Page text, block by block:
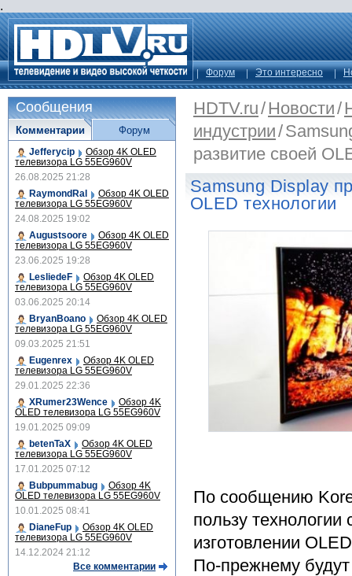
.
Форум Это интересно
HDTV.ru/Новости/
индустрии/
развитие своей
Samsung Display
OLED технологии
По сообщению
пользу
изготовлении
По-прежнему
Сообщения
Комментарии
Jefferycip Обзор 4K OLED
телевизора LG 55EG960V
26.08.2025 21:28
RaymondRal
Обзор 4K OLED
телевизора LG 55EG960V
24.08.2025 19:02
Augustsoore
Обзор 4K OLED
телевизора LG 55EG960V
23.06.2025 19:28
LesliedeF
Обзор 4K OLED
телевизора LG 55EG960V
03.06.2025 20:14
BryanBoano
Обзор 4K OLED
телевизора LG 55EG960V
09.03.2025 21:51
Eugenrex
Обзор 4K OLED
телевизора LG 55EG960V
29.01.2025 22:36
XRumer23Wence
Обзор 4K
OLED телевизора LG 55EG960V
19.01.2025 09:09
betenTaX
Обзор 4K OLED
телевизора LG 55EG960V
17.01.2025 07:12
Bubpummabug
Обзор 4K
OLED телевизора LG 55EG960V
10.01.2025 08:41
DianeFup
Обзор 4K OLED
телевизора LG 55EG960V
14.12.2024 21:12
Все комментарии
Форум